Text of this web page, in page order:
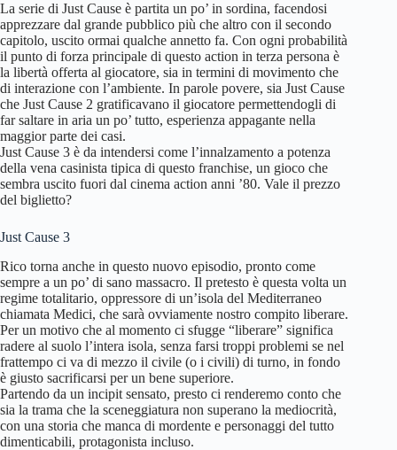
La serie di Just Cause è partita un po’ in sordina, facendosi
apprezzare dal grande pubblico più che altro con il secondo
capitolo, uscito ormai qualche annetto fa. Con ogni probabilità
il punto di forza principale di questo action in terza persona è
la libertà offerta al giocatore, sia in termini di movimento che
di interazione con l’ambiente. In parole povere, sia Just Cause
che Just Cause 2 gratificavano il giocatore permettendogli di
far saltare in aria un po’ tutto, esperienza appagante nella
maggior parte dei casi.
Just Cause 3 è da intendersi come l’innalzamento a potenza
della vena casinista tipica di questo franchise, un gioco che
sembra uscito fuori dal cinema action anni ’80. Vale il prezzo
del biglietto?
Just Cause 3
Rico torna anche in questo nuovo episodio, pronto come
sempre a un po’ di sano massacro. Il pretesto è questa volta un
regime totalitario, oppressore di un’isola del Mediterraneo
chiamata Medici, che sarà ovviamente nostro compito liberare.
Per un motivo che al momento ci sfugge “liberare” significa
radere al suolo l’intera isola, senza farsi troppi problemi se nel
frattempo ci va di mezzo il civile (o i civili) di turno, in fondo
è giusto sacrificarsi per un bene superiore.
Partendo da un incipit sensato, presto ci renderemo conto che
sia la trama che la sceneggiatura non superano la mediocrità,
con una storia che manca di mordente e personaggi del tutto
dimenticabili, protagonista incluso.